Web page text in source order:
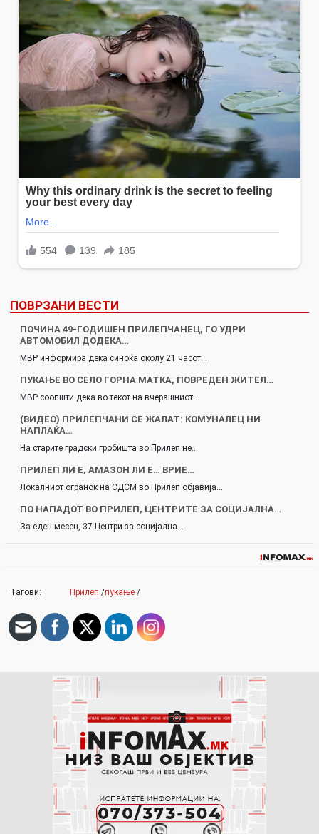
ПОВРЗАНИ ВЕСТИ
ПОЧИНА 49-ГОДИШЕН ПРИЛЕПЧАНЕЦ, ГО УДРИ
АВТОМОБИЛ ДОДЕКА…
МВР информира дека синоќа околу 21 часот…
ПУКАЊЕ ВО СЕЛО ГОРНА МАТКА, ПОВРЕДЕН ЖИТЕЛ…
МВР соопшти дека во текот на вчерашниот…
(ВИДЕО) ПРИЛЕПЧАНИ СЕ ЖАЛАТ: КОМУНАЛЕЦ НИ
НАПЛАЌА…
На старите градски гробишта во Прилеп не…
ПРИЛЕП ЛИ Е, АМАЗОН ЛИ Е… ВРИЕ…
Локалниот огранок на СДСМ во Прилеп објавија…
ПО НАПАДОТ ВО ПРИЛЕП, ЦЕНТРИТЕ ЗА СОЦИЈАЛНА…
За еден месец, 37 Центри за социјална…
Тагови: Прилеп /пукање /